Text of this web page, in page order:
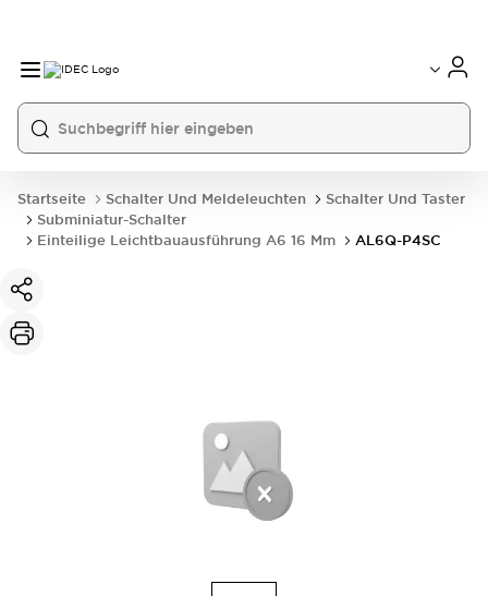
Startseite Schalter Und Meldeleuchten
Schalter Und Taster
Subminiatur-Schalter
Einteilige Leichtbauausführung A6 16 Mm
AL6Q-P4SC